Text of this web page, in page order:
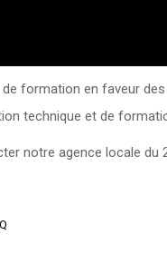
formation en faveur des
technique et de
notre agence locale du